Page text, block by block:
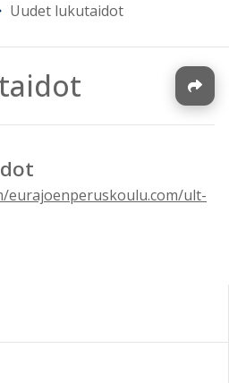
Uudet lukutaidot
eurajoenperuskoulu.com/ult-